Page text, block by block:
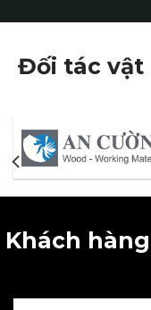
Đối tác vật
Khách